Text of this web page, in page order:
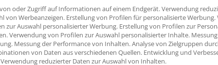
ist mit wenigen Klicks erledigt und kostenlos.
des kostenlosen Login:
Analysen, Hintergründe und Infografiken
Interviews und Praxis-Tipps
auf allemedizinischen Berichte und Kommentare
oder Zugriff auf Informationen auf einem Endgerät. Verwendung
von Werbeanzeigen. Erstellung von Profilen für personalisierte
zur Auswahl personalisierter Werbung. Erstellung von Profilen zur
Verwendung von Profilen zur Auswahl personalisierter Inhalte.
Messung der Performance von Inhalten. Analyse von Zielgruppen
von Daten aus verschiedenen Quellen. Entwicklung und
reduzierter Daten zur Auswahl von Inhalten.